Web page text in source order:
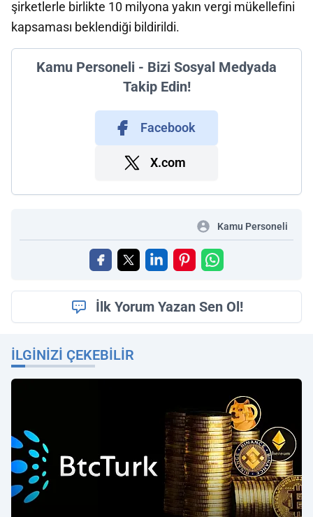
şirketlerle birlikte 10 milyona yakın vergi mükellefini
kapsaması beklendiği bildirildi.
Kamu Personeli - Bizi Sosyal Medyada
Takip Edin!
Facebook
X.com
Kamu Personeli
İlk Yorum Yazan Sen Ol!
İLGINIZI ÇEKEBILIR